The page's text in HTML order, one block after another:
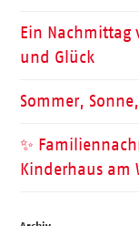
Ein Nachmittag
und Glück
Sommer,
✨
Kinderhaus am